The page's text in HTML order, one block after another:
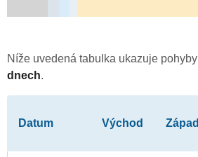
Níže uvedená tabulka ukazuje pohyby
dnech.
Datum Východ Západ